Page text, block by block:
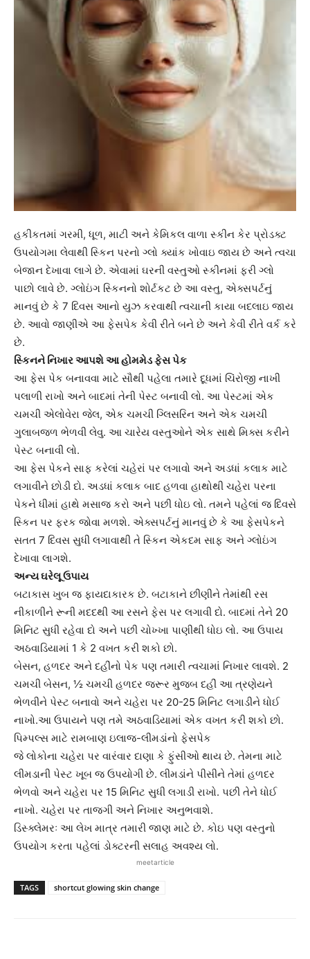
હકીકતમાં ગરમી, ધૂળ, માટી અને કેમિકલ વાળા સ્કીન કેર પ્રોડક્ટ
ઉપયોગમા લેવાથી સ્કિન પરનો ગ્લો ક્યાંક ખોવાઇ જાય છે અને ત્વચા
બેજાન દેખાવા લાગે છે. એવામાં ઘરની વસ્તુઓ સ્કીનમાં ફરી ગ્લો
પાછો લાવે છે. ગ્લોઇંગ સ્કિનનો શોર્ટકટ છે આ વસ્તુ, એક્સપર્ટનું
માનવું છે કે 7 દિવસ આનો યુઝ કરવાથી ત્વચાની કાયા બદલાઇ જાય
છે. આવો જાણીએ આ ફેસપેક કેવી રીતે બને છે અને કેવી રીતે વર્ક કરે
છે.
સ્કિનને નિખાર આપશે આ હોમમેડ ફેસ પેક
આ ફેસ પેક બનાવવા માટે સૌથી પહેલા તમારે દૂધમાં ચિંરોજી નાખી
પલાળી રાખો અને બાદમાં તેની પેસ્ટ બનાવી લો. આ પેસ્ટમાં એક
ચમચી એલોવેરા જેલ, એક ચમચી ગ્લિસરિન અને એક ચમચી
ગુલાબજળ ભેળવી લેવુ. આ ચારેય વસ્તુઓને એક સાથે મિક્સ કરીને
પેસ્ટ બનાવી લો.
આ ફેસ પેકને સાફ કરેલાં ચહેરાં પર લગાવો અને અડધાં કલાક માટે
લગાવીને છોડી દો. અડધાં કલાક બાદ હળવા હાથોથી ચહેરા પરના
પેકને ધીમાં હાથે મસાજ કરો અને પછી ધોઇ લો. તમને પહેલાં જ દિવસે
સ્કિન પર ફરક જોવા મળશે. એક્સપર્ટનું માનવું છે કે આ ફેસપેકને
સતત 7 દિવસ સુધી લગાવાથી તે સ્કિન એકદમ સાફ અને ગ્લોઇંગ
દેખાવા લાગશે.
અન્ય ઘરેલૂ ઉપાય
બટાકાસ ખુબ જ ફાયદાકારક છે. બટાકાને છીણીને તેમાંથી રસ
નીકાળીને રૂની મદદથી આ રસને ફેસ પર લગાવી દો. બાદમાં તેને 20
મિનિટ સુધી રહેવા દો અને પછી ચોખ્ખા પાણીથી ધોઇ લો. આ ઉપાય
અઠવાડિયામાં 1 કે 2 વખત કરી શકો છો.
બેસન, હળદર અને દહીંનો પેક પણ તમારી ત્વચામાં નિખાર લાવશે. 2
ચમચી બેસન, ½ ચમચી હળદર જરૂર મુજબ દહીં આ ત્રણેયને
ભેળવીને પેસ્ટ બનાવો અને ચહેરા પર 20-25 મિનિટ લગાડીને ધોઈ
નાખો.આ ઉપાયને પણ તમે અઠવાડિયામાં એક વખત કરી શકો છો.
પિમ્પલ્સ માટે રામબાણ ઇલાજ-લીમડાંનો ફેસપેક
જે લોકોના ચહેરા પર વારંવાર દાણા કે ફુંસીઓ થાય છે. તેમના માટે
લીમડાની પેસ્ટ ખૂબ જ ઉપયોગી છે. લીમડાંને પીસીને તેમાં હળદર
ભેળવો અને ચહેરા પર 15 મિનિટ સુધી લગાડી રાખો. પછી તેને ધોઈ
નાખો. ચહેરા પર તાજગી અને નિખાર અનુભવાશે.
ડિસ્ક્લેમરઃ આ લેખ માત્ર તમારી જાણ માટે છે. કોઇ પણ વસ્તુનો
ઉપયોગ કરતા પહેલાં ડોક્ટરની સલાહ અવશ્ય લો.
meetarticle
TAGS shortcut glowing skin change